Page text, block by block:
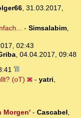
, 31.03.2017,
- Simsalabim,
02:43
, 04.04.2017, 09:48
(oT)
- yatri,
Morgen'- Cascabel,